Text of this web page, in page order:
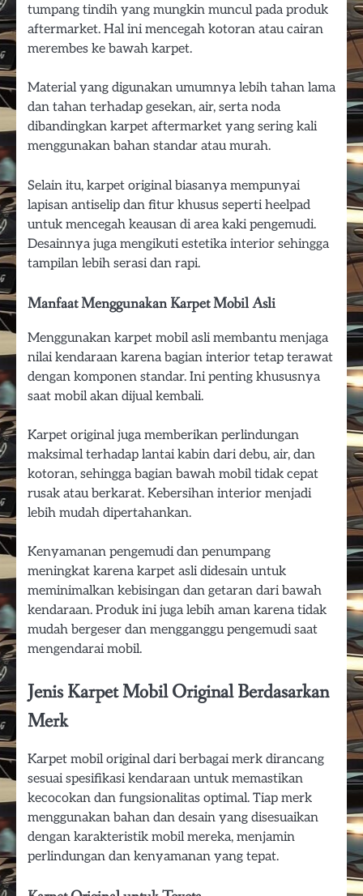
tumpang tindih yang mungkin muncul pada produk
aftermarket. Hal ini mencegah kotoran atau cairan
merembes ke bawah karpet.
Material yang digunakan umumnya lebih tahan lama
dan tahan terhadap gesekan, air, serta noda
dibandingkan karpet aftermarket yang sering kali
menggunakan bahan standar atau murah.
Selain itu, karpet original biasanya mempunyai
lapisan antiselip dan fitur khusus seperti heelpad
untuk mencegah keausan di area kaki pengemudi.
Desainnya juga mengikuti estetika interior sehingga
tampilan lebih serasi dan rapi.
Manfaat Menggunakan Karpet Mobil Asli
Menggunakan karpet mobil asli membantu menjaga
nilai kendaraan karena bagian interior tetap terawat
dengan komponen standar. Ini penting khususnya
saat mobil akan dijual kembali.
Karpet original juga memberikan perlindungan
maksimal terhadap lantai kabin dari debu, air, dan
kotoran, sehingga bagian bawah mobil tidak cepat
rusak atau berkarat. Kebersihan interior menjadi
lebih mudah dipertahankan.
Kenyamanan pengemudi dan penumpang
meningkat karena karpet asli didesain untuk
meminimalkan kebisingan dan getaran dari bawah
kendaraan. Produk ini juga lebih aman karena tidak
mudah bergeser dan mengganggu pengemudi saat
mengendarai mobil.
Jenis Karpet Mobil Original Berdasarkan
Merk
Karpet mobil original dari berbagai merk dirancang
sesuai spesifikasi kendaraan untuk memastikan
kecocokan dan fungsionalitas optimal. Tiap merk
menggunakan bahan dan desain yang disesuaikan
dengan karakteristik mobil mereka, menjamin
perlindungan dan kenyamanan yang tepat.